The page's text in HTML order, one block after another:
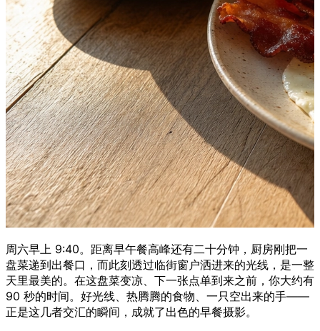
周六早上 9:40。距离早午餐高峰还有二十分钟，厨房刚把一
盘菜递到出餐口，而此刻透过临街窗户洒进来的光线，是一整
天里最美的。在这盘菜变凉、下一张点单到来之前，你大约有
90 秒的时间。好光线、热腾腾的食物、一只空出来的手——
正是这几者交汇的瞬间，成就了出色的早餐摄影。